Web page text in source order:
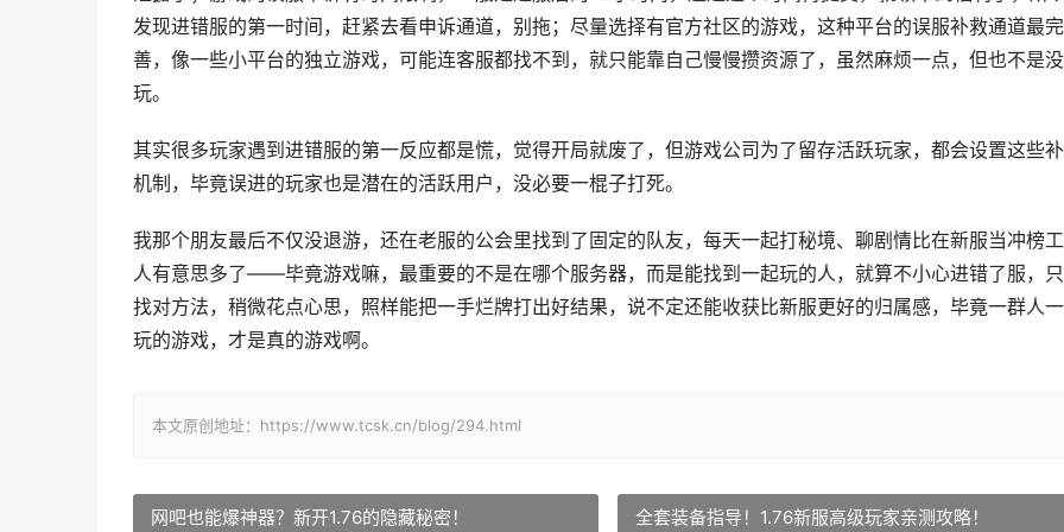
发现进错服的第一时间，赶紧去看申诉通道，别拖；尽量选择有官方社区的游戏，这种平台的误服补救通道最完
善，像一些小平台的独立游戏，可能连客服都找不到，就只能靠自己慢慢攒资源了，虽然麻烦一点，但也不是
玩。
其实很多玩家遇到进错服的第一反应都是慌，觉得开局就废了，但游戏公司为了留存活跃玩家，都会设置这些
机制，毕竟误进的玩家也是潜在的活跃用户，没必要一棍子打死。
我那个朋友最后不仅没退游，还在老服的公会里找到了固定的队友，每天一起打秘境、聊剧情比在新服当冲榜
人有意思多了——毕竟游戏嘛，最重要的不是在哪个服务器，而是能找到一起玩的人，就算不小心进错了服，
找对方法，稍微花点心思，照样能把一手烂牌打出好结果，说不定还能收获比新服更好的归属感，毕竟一群人
玩的游戏，才是真的游戏啊。
本文原创地址：https://www.tcsk.cn/blog/294.html
网吧也能爆神器？新开1.76的隐藏秘密！ 全套装备指导！1.76新服高级玩家亲测攻略！